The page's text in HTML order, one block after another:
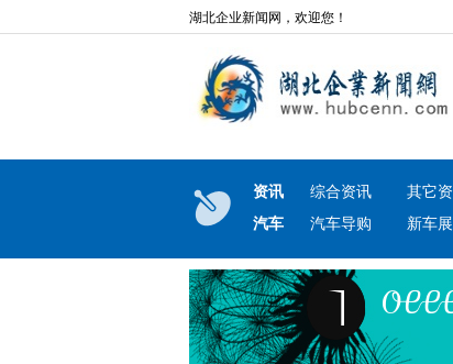
湖北企业新闻网，欢迎您！
资讯 综合资讯
其它
汽车
汽车导购 新车